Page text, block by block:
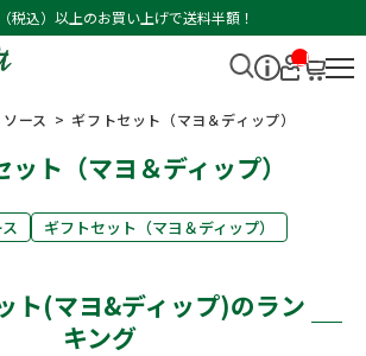
税込）以上のお買い上げで送料半額！
__I
T
ース ギフトセット（マヨ＆ディップ）
ット（マヨ＆ディップ）
ギフトセット（マヨ＆ディップ）
ト(マヨ&ディップ)のラン
キング